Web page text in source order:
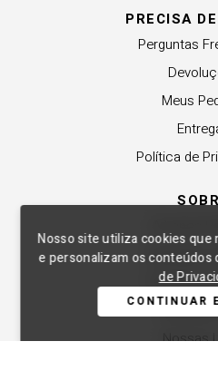
Nosso site utiliza cookies que
e personalizam os conteúdos
de
CONTINUAR
PRECISA
Perguntas
Meus
Política de
Revender
Trabalhe
Compre
Nossas